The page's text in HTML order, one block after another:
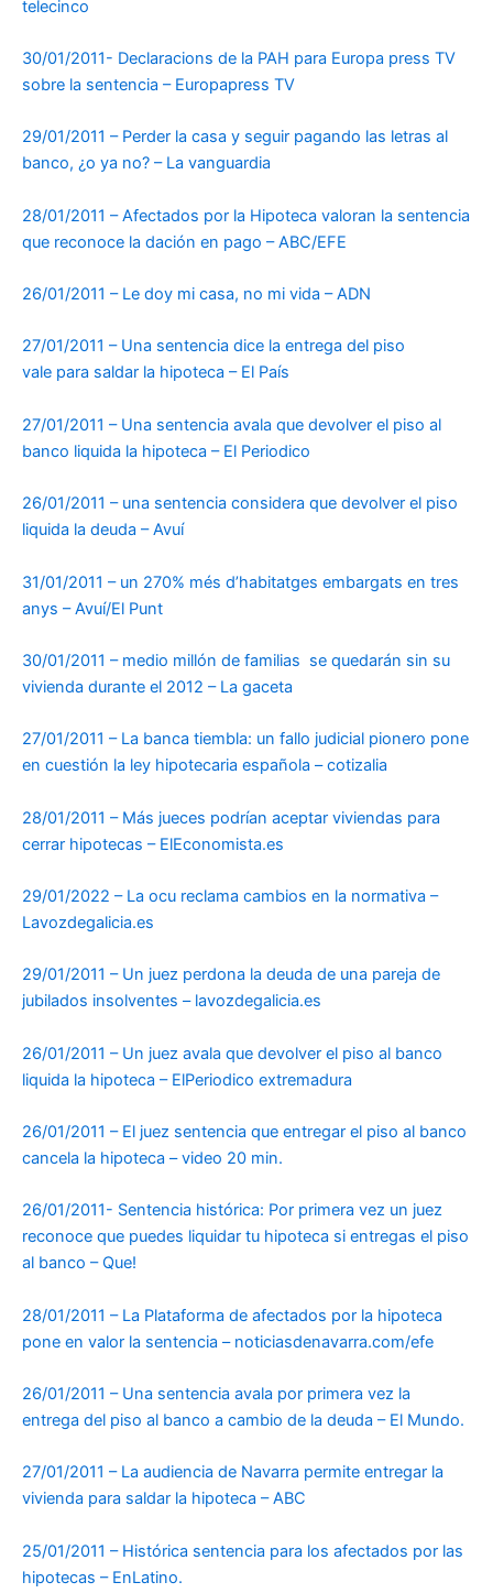
telecinco
30/01/2011- Declaracions de la PAH para Europa press TV
sobre la sentencia – Europapress TV
29/01/2011 – Perder la casa y seguir pagando las letras al
banco, ¿o ya no? – La vanguardia
28/01/2011 – Afectados por la Hipoteca valoran la sentencia
que reconoce la dación en pago – ABC/EFE
26/01/2011 – Le doy mi casa, no mi vida – ADN
27/01/2011 – Una sentencia dice la entrega del piso
vale para saldar la hipoteca – El País
27/01/2011 – Una sentencia avala que devolver el piso al
banco liquida la hipoteca – El Periodico
26/01/2011 – una sentencia considera que devolver el piso
liquida la deuda – Avuí
31/01/2011 – un 270% més d’habitatges embargats en tres
anys – Avuí/El Punt
30/01/2011 – medio millón de familias se quedarán sin su
vivienda durante el 2012 – La gaceta
27/01/2011 – La banca tiembla: un fallo judicial pionero pone
en cuestión la ley hipotecaria española – cotizalia
28/01/2011 – Más jueces podrían aceptar viviendas para
cerrar hipotecas – ElEconomista.es
29/01/2022 – La ocu reclama cambios en la normativa –
Lavozdegalicia.es
29/01/2011 – Un juez perdona la deuda de una pareja de
jubilados insolventes – lavozdegalicia.es
26/01/2011 – Un juez avala que devolver el piso al banco
liquida la hipoteca – ElPeriodico extremadura
26/01/2011 – El juez sentencia que entregar el piso al banco
cancela la hipoteca – video 20 min.
26/01/2011- Sentencia histórica: Por primera vez un juez
reconoce que puedes liquidar tu hipoteca si entregas el piso
al banco – Que!
28/01/2011 – La Plataforma de afectados por la hipoteca
pone en valor la sentencia – noticiasdenavarra.com/efe
26/01/2011 – Una sentencia avala por primera vez la
entrega del piso al banco a cambio de la deuda – El Mundo.
27/01/2011 – La audiencia de Navarra permite entregar la
vivienda para saldar la hipoteca – ABC
25/01/2011 – Histórica sentencia para los afectados por las
hipotecas – EnLatino.